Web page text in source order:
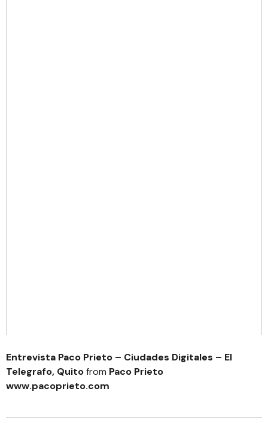
Entrevista Paco Prieto – Ciudades Digitales – El
Telegrafo, Quitofrom Paco Prieto
www.pacoprieto.com